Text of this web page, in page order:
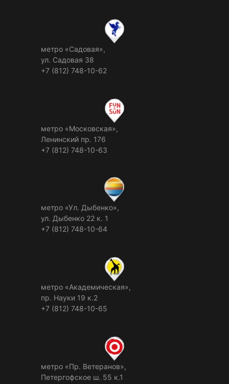
метро «Садовая»,
ул. Садовая 38
+7 (812) 748-10-62
метро «Московская»,
Ленинский пр. 176
+7 (812) 748-10-63
метро «Ул. Дыбенко»,
ул. Дыбенко 22 к. 1
+7 (812) 748-10-64
метро «Академическая»,
пр. Науки 19 к.2
+7 (812) 748-10-65
метро «Пр. Ветеранов»,
Петергофское ш. 55 к.1